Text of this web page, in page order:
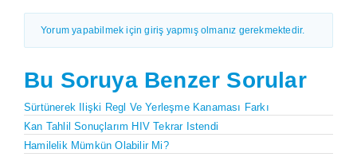
Yorum yapabilmek için giriş yapmış olmanız gerekmektedir.
Bu Soruya Benzer Sorular
Sürtünerek Ilişki Regl Ve Yerleşme Kanaması Farkı
Kan Tahlil Sonuçlarım HIV Tekrar Istendi
Hamilelik Mümkün Olabilir Mi?